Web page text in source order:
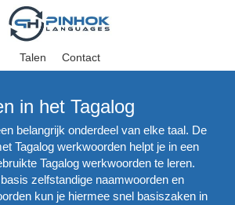
Talen Contact
in het Tagalog
belangrijk onderdeel van elke taal. De
Tagalog werkwoorden helpt je in een
Tagalog werkwoorden te leren.
zelfstandige naamwoorden en
kun je hiermee snel basiszaken in